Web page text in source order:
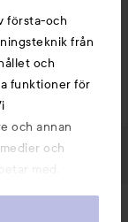
första-och
från
och
funktioner för
och annan
och
med.
som de har